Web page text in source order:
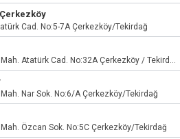
Cad. No:5-7A Çerkezköy/Tekirdağ
Gazi Mustafa Kemal Paşa Mah. Atatürk Cad. No:32A Çerkezköy / Tekirdağ
Nar Sok. No:6/A Çerkezköy/Tekirdağ
Özcan Sok. No:5C Çerkezköy/Tekirdağ